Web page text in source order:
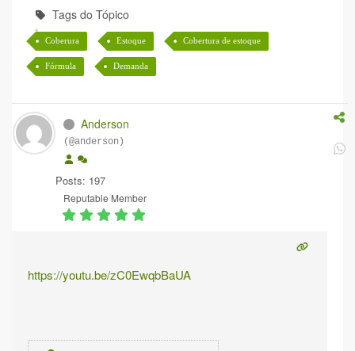
Tags do Tópico
Coberura Estoque Cobertura de estoque
Fórmula Demanda
Anderson
(@anderson)
Posts: 197
Reputable Member
https://youtu.be/zC0EwqbBaUA